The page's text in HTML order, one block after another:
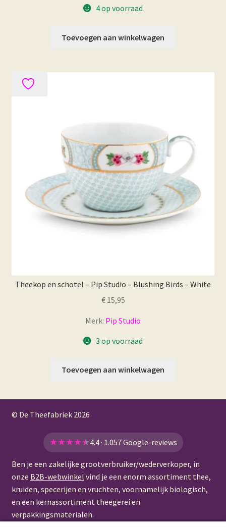
4 op voorraad
Toevoegen aan winkelwagen
Theekop en schotel – Pip Studio – Blushing Birds – White
€15,95
Merk: Pip Studio
3 op voorraad
Toevoegen aan winkelwagen
© De Theefabriek 2026
★★★★★4.4 · 1.057 Google-reviews
Ben je een zakelijke grootverbruiker/wederverkoper, in
onze B2B-webwinkel vind je een enorm assortiment thee,
kruiden, specerijen en vruchten, voornamelijk biologisch,
en een kernassortiment theegerei en
verpakkingsmaterialen.